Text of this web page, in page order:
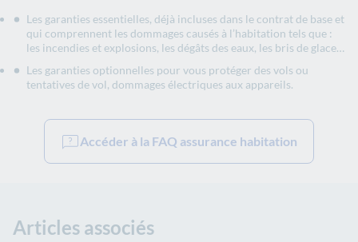
Les garanties essentielles, déjà incluses dans le contrat de base et
qui comprennent les dommages causés à l’habitation tels que :
les incendies et explosions, les dégâts des eaux, les bris de glace…
Les garanties optionnelles pour vous protéger des vols ou
tentatives de vol, dommages électriques aux appareils.
Accéder à la FAQ assurance habitation
Articles associés